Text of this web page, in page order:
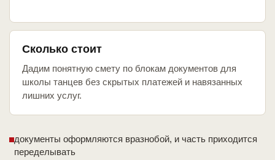
Сколько стоит
Дадим понятную смету по блокам документов для
школы танцев без скрытых платежей и навязанных
лишних услуг.
документы оформляются вразнобой, и часть приходится
переделывать